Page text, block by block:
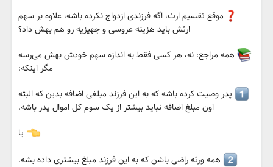
موقع تقسیم ارث، اگه فرزندی ازدواج نکرده باشه، علاوه بر سهم
ارثش باید هزینه عروسی و جهیزیه رو هم بهش داد؟
همه مراجع: نه، هر کسی فقط به اندازه سهم خودش بهش می‌رسه
مگر اینکه:
پدر وصیت کرده باشه که به این فرزند مبلغی اضافه بدین که البته
اون مبلغ اضافه نباید بیشتر از یک سوم کل اموال پدر باشه.
یا
همه ورثه راضی باشن که به این فرزند مبلغ بیشتری داده بشه‌.